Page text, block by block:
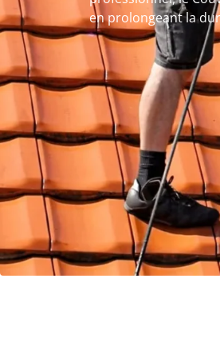
en prolongeant la